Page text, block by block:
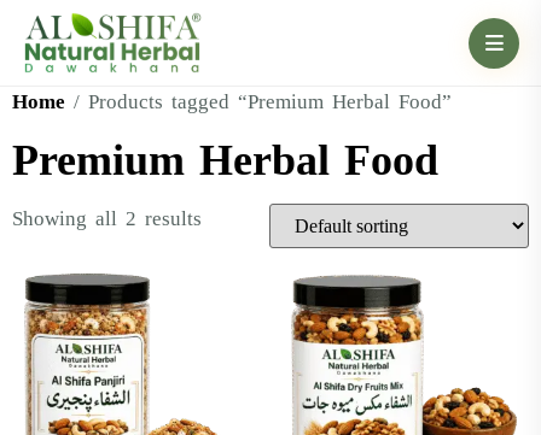
Home / Products tagged “Premium Herbal Food”
Premium Herbal Food
Showing all 2 results